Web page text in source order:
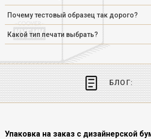
Почему тестовый образец так дорого?
Какой тип печати выбрать?
БЛОГ:
Упаковка на заказ с дизайнерской